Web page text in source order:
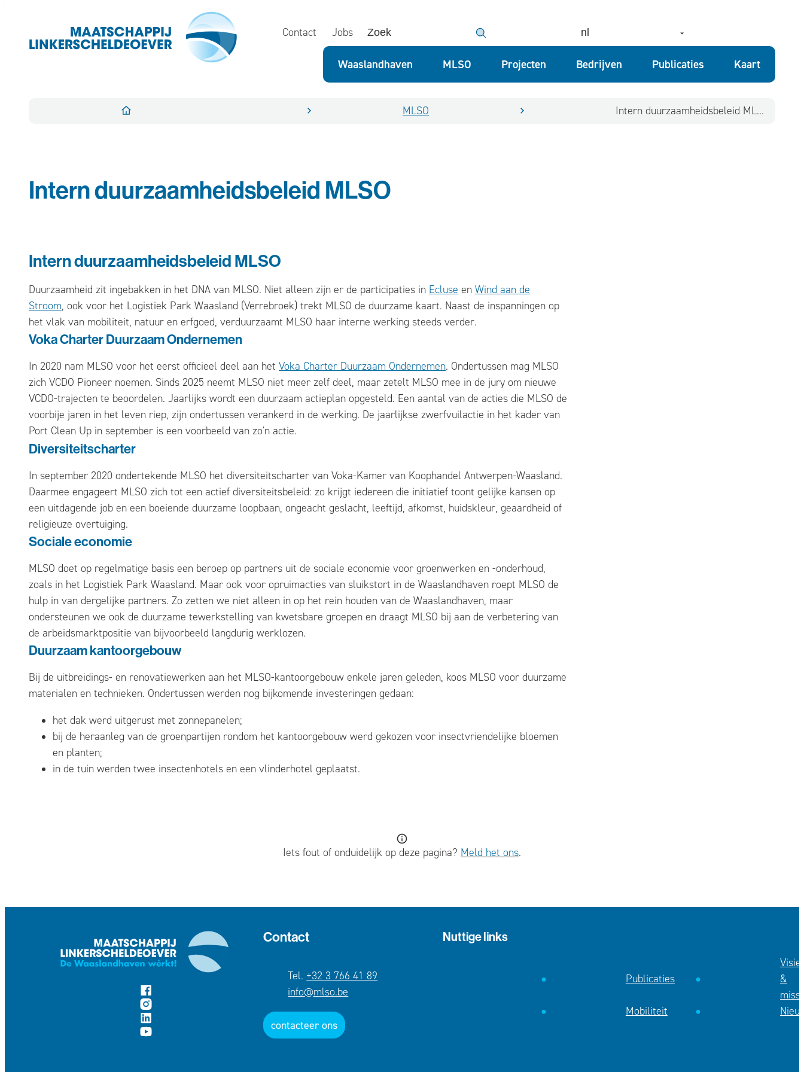
Contact
Jobs Zoek nl
Waaslandhaven MLSO Projecten Bedrijven Publicaties Kaart
MLSO Intern duurzaamheidsbeleid MLSO
Intern duurzaamheidsbeleid MLSO
Intern duurzaamheidsbeleid MLSO
Duurzaamheid zit ingebakken in het DNA van MLSO. Niet alleen zijn er de participaties in Ecluse en Wind aan de
Stroom, ook voor het Logistiek Park Waasland (Verrebroek) trekt MLSO de duurzame kaart. Naast de inspanningen op
het vlak van mobiliteit, natuur en erfgoed, verduurzaamt MLSO haar interne werking steeds verder.
Voka Charter Duurzaam Ondernemen
In 2020 nam MLSO voor het eerst officieel deel aan het Voka Charter Duurzaam Ondernemen. Ondertussen mag MLSO
zich VCDO Pioneer noemen. Sinds 2025 neemt MLSO niet meer zelf deel, maar zetelt MLSO mee in de jury om nieuwe
VCDO-trajecten te beoordelen. Jaarlijks wordt een duurzaam actieplan opgesteld. Een aantal van de acties die MLSO de
voorbije jaren in het leven riep, zijn ondertussen verankerd in de werking. De jaarlijkse zwerfvuilactie in het kader van
Port Clean Up in september is een voorbeeld van zo'n actie.
Diversiteitscharter
In september 2020 ondertekende MLSO het diversiteitscharter van Voka-Kamer van Koophandel Antwerpen-Waasland.
Daarmee engageert MLSO zich tot een actief diversiteitsbeleid: zo krijgt iedereen die initiatief toont gelijke kansen op
een uitdagende job en een boeiende duurzame loopbaan, ongeacht geslacht, leeftijd, afkomst, huidskleur, geaardheid of
religieuze overtuiging.
Sociale economie
MLSO doet op regelmatige basis een beroep op partners uit de sociale economie voor groenwerken en -onderhoud,
zoals in het Logistiek Park Waasland. Maar ook voor opruimacties van sluikstort in de Waaslandhaven roept MLSO de
hulp in van dergelijke partners. Zo zetten we niet alleen in op het rein houden van de Waaslandhaven, maar
ondersteunen we ook de duurzame tewerkstelling van kwetsbare groepen en draagt MLSO bij aan de verbetering van
de arbeidsmarktpositie van bijvoorbeeld langdurig werklozen.
Duurzaam kantoorgebouw
Bij de uitbreidings- en renovatiewerken aan het MLSO-kantoorgebouw enkele jaren geleden, koos MLSO voor duurzame
materialen en technieken. Ondertussen werden nog bijkomende investeringen gedaan:
het dak werd uitgerust met zonnepanelen;
bij de heraanleg van de groenpartijen rondom het kantoorgebouw werd gekozen voor insectvriendelijke bloemen
en planten;
in de tuin werden twee insectenhotels en een vlinderhotel geplaatst.
Iets fout of onduidelijk op deze pagina? Meld het ons.
Contact
+32 3 766 41 89
E-mailinfo@mlso.be
contacteer ons
Nuttige links
Publicaties
Visie
&
Mobiliteit